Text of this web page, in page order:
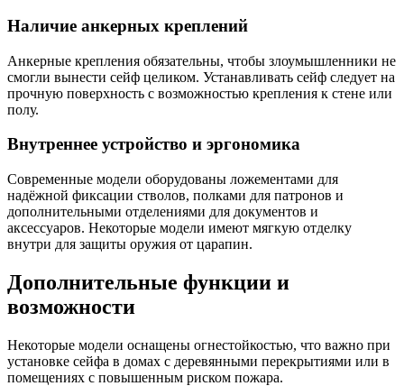
Наличие анкерных креплений
Анкерные крепления обязательны, чтобы злоумышленники не
смогли вынести сейф целиком. Устанавливать сейф следует на
прочную поверхность с возможностью крепления к стене или
полу.
Внутреннее устройство и эргономика
Современные модели оборудованы ложементами для
надёжной фиксации стволов, полками для патронов и
дополнительными отделениями для документов и
аксессуаров. Некоторые модели имеют мягкую отделку
внутри для защиты оружия от царапин.
Дополнительные функции и
возможности
Некоторые модели оснащены огнестойкостью, что важно при
установке сейфа в домах с деревянными перекрытиями или в
помещениях с повышенным риском пожара.